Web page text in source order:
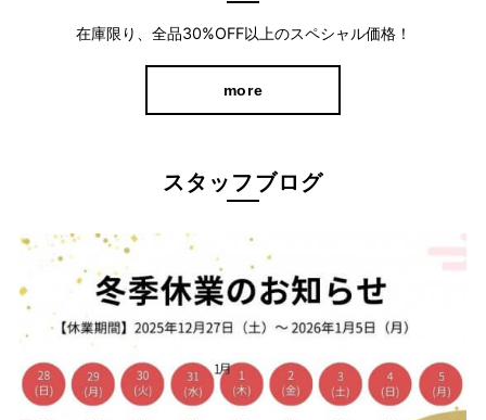
在庫限り、全品30%OFF以上のスペシャル価格！
more
スタッフブログ